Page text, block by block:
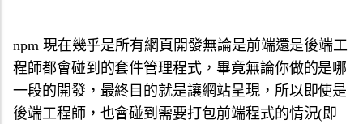
npm 現在幾乎是所有網頁開發無論是前端還是後端工
程師都會碰到的套件管理程式，畢竟無論你做的是哪
一段的開發，最終目的就是讓網站呈現，所以即使是
後端工程師，也會碰到需要打包前端程式的情況(即